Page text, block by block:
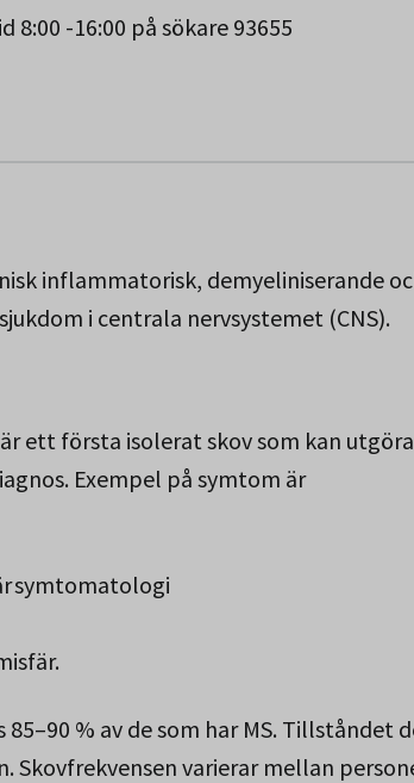
-16:00 på sökare 93655
inflammatorisk, demyeliniserande
i centrala nervsystemet (CNS).
ett första isolerat skov som kan
Exempel på symtom är
symtomatologi
85–90 % av de som har MS. Tillståndet
Skovfrekvensen varierar mellan